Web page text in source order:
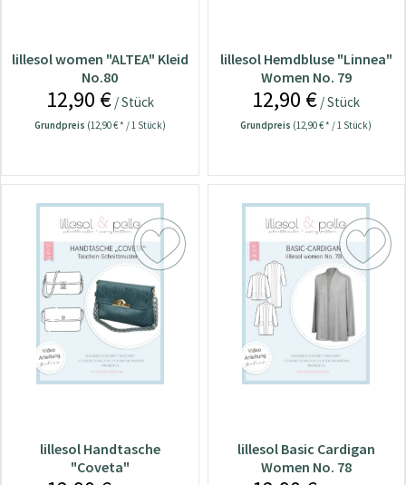
lillesol women "ALTEA" Kleid
No.80
12,90 €/ Stück
Grundpreis (12,90 € * / 1 Stück)
lillesol Hemdbluse "Linnea"
Women No. 79
12,90 € / Stück
Grundpreis (12,90 € * / 1 Stück)
lillesol Handtasche
"Coveta"
lillesol Basic Cardigan
Women No. 78